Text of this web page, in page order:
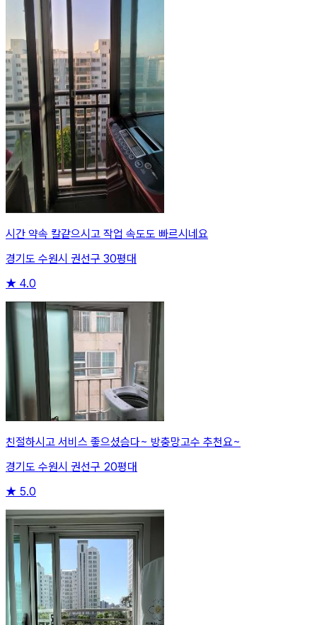
시간 약속 칼같으시고 작업 속도도 빠르시네요
경기도 수원시 권선구 30평대
★ 4.0
친절하시고 서비스 좋으셨슴다~ 방충망고수 추천요~
경기도 수원시 권선구 20평대
★ 5.0